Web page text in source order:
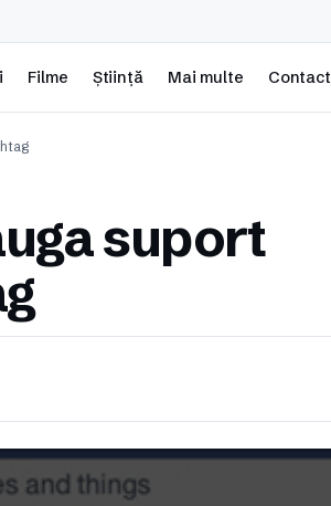
Filme Știință Mai multe Contact
suport